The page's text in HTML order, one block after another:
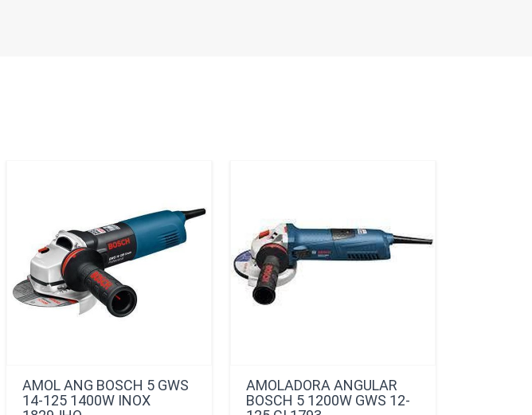
AMOL ANG BOSCH 5 GWS
14-125 1400W INOX
AMOLADORA ANGULAR
BOSCH 5 1200W GWS 12-